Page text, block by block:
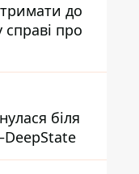
до
про
біля